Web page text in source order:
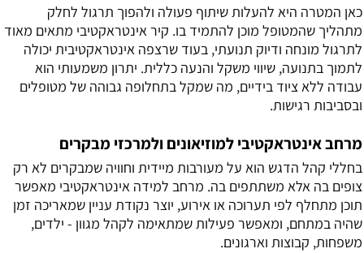
כאן המטרה היא להעלות שיתוף פעולה ולהפוך תרגול לחלק
מתהליך שהמטופל מוכן להתמיד בו. קיר אינטראקטיבי מתאים מאוד
לתרגול מונחה ודיוק תנועתי, בעוד שרצפה אינטראקטיבית יכולה
לתמוך בתנועה, שיווי משקל והנעה כללית. יתרון משמעותי הוא
עבודה ללא ציוד בידיים, מה שמקל בתחלופה גבוהה של מטופלים
ובסביבות רגישות.
מרחב אינטראקטיבי למוזיאונים ולמרכזי מבקרים
בחללי קהל הדגש הוא על מעורבות מיידית וחוויה שמבקרים לא רק
צופים בה אלא משתתפים בה. מרחב למידה אינטראקטיבי מאפשר
תוכן מתחלף לפי תערוכה או אירוע, יוצר נקודת עניין שמאריכה זמן
שהיה במתחם, ומאפשר פעילות שמתאימה לקהל מגוון - ילדים,
משפחות, קבוצות וארגונים.